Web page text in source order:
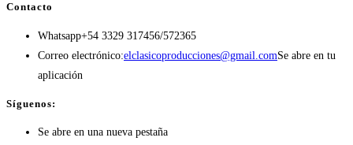
Contacto
Whatsapp+54 3329 317456/572365
Correo electrónico:elclasicoproducciones@gmail.comSe abre en tu
aplicación
Síguenos:
Se abre en una nueva pestaña